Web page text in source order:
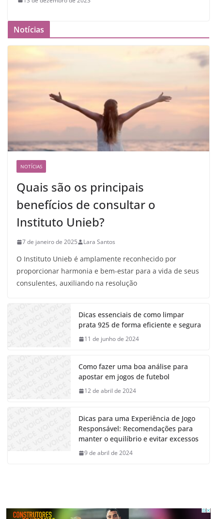
Notícias
NOTÍCIAS
Quais são os principais
benefícios de consultar o
Instituto Unieb?
7 de janeiro de 2025 Lara Santos
O Instituto Unieb é amplamente reconhecido por
proporcionar harmonia e bem-estar para a vida de seus
consulentes, auxiliando na resolução
Dicas essenciais de como limpar
prata 925 de forma eficiente e segura
11 de junho de 2024
Como fazer uma boa análise para
apostar em jogos de futebol
12 de abril de 2024
Dicas para uma Experiência de Jogo
Responsável: Recomendações para
manter o equilíbrio e evitar excessos
9 de abril de 2024